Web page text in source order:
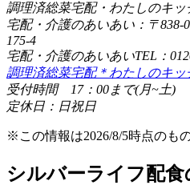
調理済総菜宅配・わたしのキッ
宅配・介護のあいあい：〒838-
175-4
宅配・介護のあいあいTEL：
調理済総菜宅配＊わたしのキッ
受付時間 17：00まで(月~土)
定休日：日祝日
※この情報は2026/8/5時点のも
シルバーライフ配